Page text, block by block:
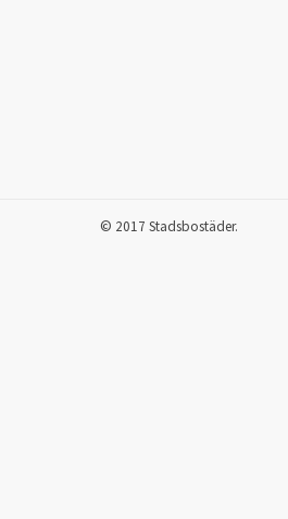
© 2017 Stadsbostäder.